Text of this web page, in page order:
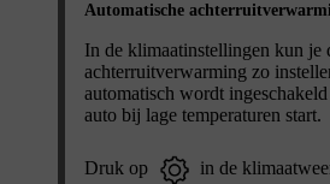
Automatische
In de klimaatinstellingen kun je
achterruitverwarming zo
automatisch wordt
auto bij lage temperaturen start.
Druk op
in de